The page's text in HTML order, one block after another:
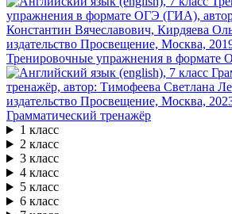
Тренировочные упражнения в
Грамматический тренажёр
1 класс
2 класс
3 класс
4 класс
5 класс
6 класс